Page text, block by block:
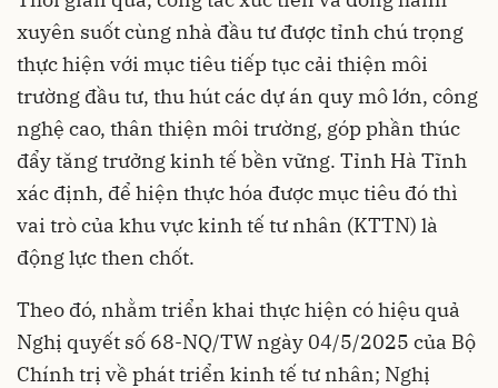
xuyên suốt cùng nhà đầu tư được tỉnh chú trọng
thực hiện với mục tiêu tiếp tục cải thiện môi
trường đầu tư, thu hút các dự án quy mô lớn, công
nghệ cao, thân thiện môi trường, góp phần thúc
đẩy tăng trưởng kinh tế bền vững. Tỉnh Hà Tĩnh
xác định, để hiện thực hóa được mục tiêu đó thì
vai trò của khu vực kinh tế tư nhân (KTTN) là
động lực then chốt.
Theo đó, nhằm triển khai thực hiện có hiệu quả
Nghị quyết số 68-NQ/TW ngày 04/5/2025 của Bộ
Chính trị về phát triển kinh tế tư nhân; Nghị